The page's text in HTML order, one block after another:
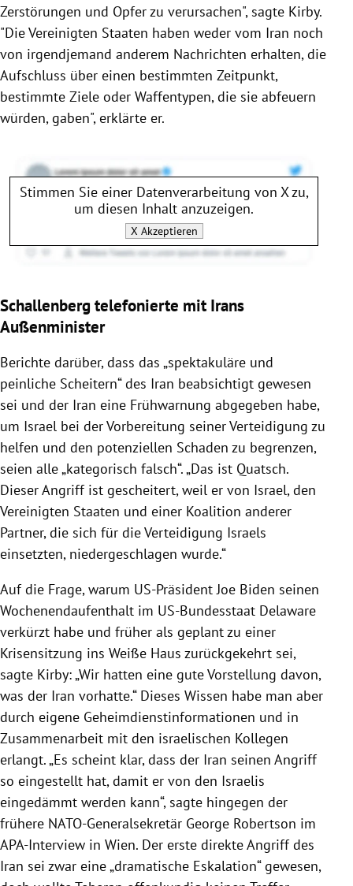
Zerstörungen und Opfer zu verursachen", sagte Kirby.
"Die Vereinigten Staaten haben weder vom Iran noch
von irgendjemand anderem Nachrichten erhalten, die
Aufschluss über einen bestimmten Zeitpunkt,
bestimmte Ziele oder Waffentypen, die sie abfeuern
würden, gaben", erklärte er.
Stimmen Sie einer Datenverarbeitung von Xzu,
um diesen Inhalt anzuzeigen.
X Akzeptieren
Schallenberg telefonierte mit Irans
Außenminister
Berichte darüber, dass das „spektakuläre und
peinliche Scheitern“ des Iran beabsichtigt gewesen
sei und der Iran eine Frühwarnung abgegeben habe,
um Israel bei der Vorbereitung seiner Verteidigung zu
helfen und den potenziellen Schaden zu begrenzen,
seien alle „kategorisch falsch“. „Das ist Quatsch.
Dieser Angriff ist gescheitert, weil er von Israel, den
Vereinigten Staaten und einer Koalition anderer
Partner, die sich für die Verteidigung Israels
einsetzten, niedergeschlagen wurde.“
Auf die Frage, warum US-Präsident Joe Biden seinen
Wochenendaufenthalt im US-Bundesstaat Delaware
verkürzt habe und früher als geplant zu einer
Krisensitzung ins Weiße Haus zurückgekehrt sei,
sagte Kirby: „Wir hatten eine gute Vorstellung davon,
was der Iran vorhatte.“ Dieses Wissen habe man aber
durch eigene Geheimdienstinformationen und in
Zusammenarbeit mit den israelischen Kollegen
erlangt. „Es scheint klar, dass der Iran seinen Angriff
so eingestellt hat, damit er von den Israelis
eingedämmt werden kann“, sagte hingegen der
frühere NATO-Generalsekretär George Robertson im
APA-Interview in Wien. Der erste direkte Angriff des
Iran sei zwar eine „dramatische Eskalation“ gewesen,